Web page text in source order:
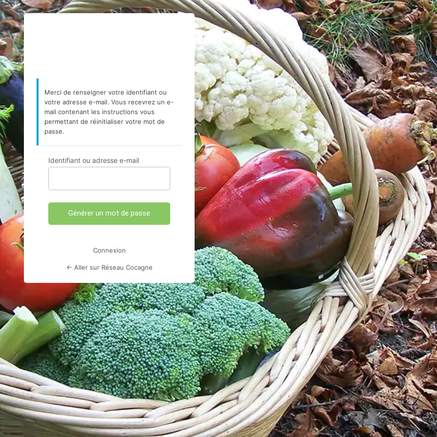
https://www.reseaucocagne.org
Merci de renseigner votre identifiant ou
votre adresse e-mail. Vous recevrez un e-
mail contenant les instructions vous
permettant de réinitialiser votre mot de
passe.
Identifiant ou adresse e-mail
Connexion
← Aller sur Réseau Cocagne